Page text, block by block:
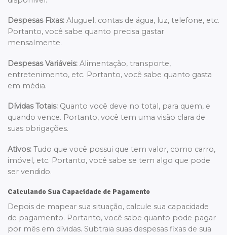
Despesas Fixas: Aluguel, contas de água, luz, telefone, etc.
Portanto, você sabe quanto precisa gastar
mensalmente.
Despesas Variáveis: Alimentação, transporte,
entretenimento, etc. Portanto, você sabe quanto gasta
em média.
Dívidas Totais: Quanto você deve no total, para quem, e
quando vence. Portanto, você tem uma visão clara de
suas obrigações.
Ativos: Tudo que você possui que tem valor, como carro,
imóvel, etc. Portanto, você sabe se tem algo que pode
ser vendido.
Calculando Sua Capacidade de Pagamento
Depois de mapear sua situação, calcule sua capacidade
de pagamento. Portanto, você sabe quanto pode pagar
por mês em dívidas. Subtraia suas despesas fixas de sua